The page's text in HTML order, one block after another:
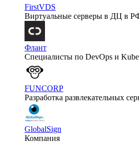
FirstVDS
Виртуальные серверы в ДЦ в
Флант
Специалисты по DevOps и
FUNCORP
Разработка развлекательных
GlobalSign
Компания